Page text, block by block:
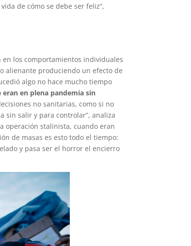
de cómo se debe ser feliz”,
los comportamientos individuales
alienante produciendo un efecto de
algo no hace mucho tiempo
en plena pandemia sin
no sanitarias, como si no
sin salir y para controlar”, analiza
operación stalinista, cuando eran
de masas es esto todo el tiempo:
y pasa ser el horror el encierro